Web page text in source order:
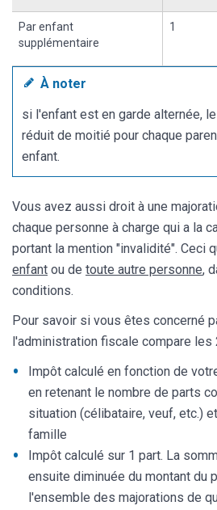
Par enfant
supplémentaire
1
À noter
si l'enfant est en garde alternée,
réduit de moitié pour chaque
enfant.
Vous avez aussi droit à une
chaque personne à charge qui a la
portant la mention "invalidité". Ceci
enfant ou de toute autre personne,
conditions.
Pour savoir si vous êtes concerné
l'administration fiscale compare les
Impôt calculé en fonction de
en retenant le nombre de parts
situation (célibataire, veuf, etc.)
famille
Impôt calculé sur 1 part. La
ensuite diminuée du montant du
l'ensemble des majorations de